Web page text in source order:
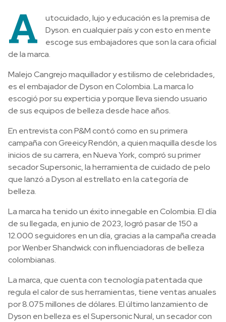
A
utocuidado, lujo y educación es la premisa de
Dyson. en cualquier país y con esto en mente
escoge sus embajadores que son la cara oficial
de la marca.
Malejo Cangrejo maquillador y estilismo de celebridades,
es el embajador de Dyson en Colombia. La marca lo
escogió por su experticia y porque lleva siendo usuario
de sus equipos de belleza desde hace años.
En entrevista con P&M contó como en su primera
campaña con Greeicy Rendón, a quien maquilla desde los
inicios de su carrera, en Nueva York, compró su primer
secador Supersonic, la herramienta de cuidado de pelo
que lanzó a Dyson al estrellato en la categoría de
belleza.
La marca ha tenido un éxito innegable en Colombia. El día
de su llegada, en junio de 2023, logró pasar de 150 a
12.000 seguidores en un día, gracias a la campaña creada
por Wenber Shandwick con influenciadoras de belleza
colombianas.
La marca, que cuenta con tecnología patentada que
regula el calor de sus herramientas, tiene ventas anuales
por 8.075 millones de dólares. El último lanzamiento de
Dyson en belleza es el Supersonic Nural, un secador con